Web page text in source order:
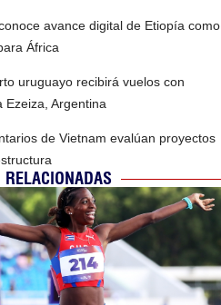
avance digital de Etiopía como
África
uruguayo recibirá vuelos con
Ezeiza, Argentina
de Vietnam evalúan proyectos
RELACIONADAS